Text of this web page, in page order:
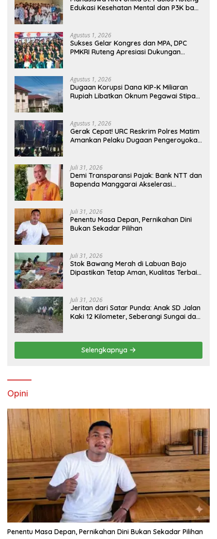
Edukasi Kesehatan Mental dan P3K bagi
Agustus 1, 2026
Sukses Gelar Kongres dan MPA, DPC
PMKRI Ruteng Apresiasi Dukungan
Agustus 1, 2026
Dugaan Korupsi Dana KIP-K Miliaran
Rupiah Libatkan Oknum Pegawai Stipas
Agustus 1, 2026
Gerak Cepat! URC Reskrim Polres Matim
Amankan Pelaku Dugaan Pengeroyokan
Juli 31, 2026
​Demi Transparansi Pajak: Bank NTT dan
Bapenda Manggarai Akselerasi
Juli 31, 2026
Penentu Masa Depan, Pernikahan Dini
Bukan Sekadar Pilihan
Juli 31, 2026
Stok Bawang Merah di Labuan Bajo
Dipastikan Tetap Aman, Kualitas Terbaik
Juli 31, 2026
Jeritan dari Satar Punda: Anak SD Jalan
Kaki 12 Kilometer, Seberangi Sungai dan
Selengkapnya
Opini
Penentu Masa Depan, Pernikahan Dini Bukan Sekadar Pilihan